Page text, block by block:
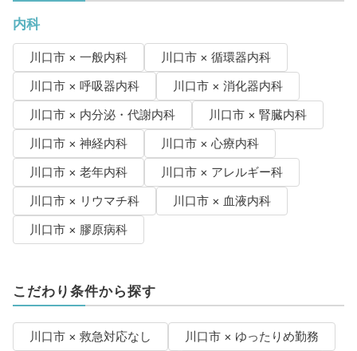
内科
川口市 × 一般内科
川口市 × 循環器内科
川口市 × 呼吸器内科
川口市 × 消化器内科
川口市 × 内分泌・代謝内科
川口市 × 腎臓内科
川口市 × 神経内科
川口市 × 心療内科
川口市 × 老年内科
川口市 × アレルギー科
川口市 × リウマチ科
川口市 × 血液内科
川口市 × 膠原病科
こだわり条件から探す
川口市 × 救急対応なし
川口市 × ゆったりめ勤務